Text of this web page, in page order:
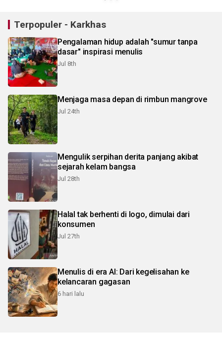
Terpopuler - Karkhas
Pengalaman hidup adalah "sumur tanpa
dasar" inspirasi menulis
Jul 8th
Menjaga masa depan di rimbun mangrove
Jul 24th
Mengulik serpihan derita panjang akibat
sejarah kelam bangsa
Jul 28th
Halal tak berhenti di logo, dimulai dari
konsumen
Jul 27th
Menulis di era AI: Dari kegelisahan ke
kelancaran gagasan
6 hari lalu